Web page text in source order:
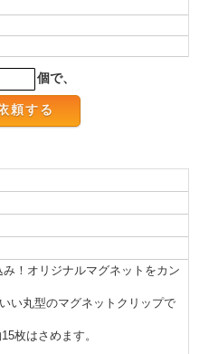
個で、
！オリジナルマグネットをカン
い丸型のマグネットクリップで
枚はさめます。